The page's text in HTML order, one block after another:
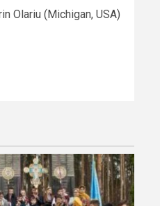
Olariu (Michigan, USA)